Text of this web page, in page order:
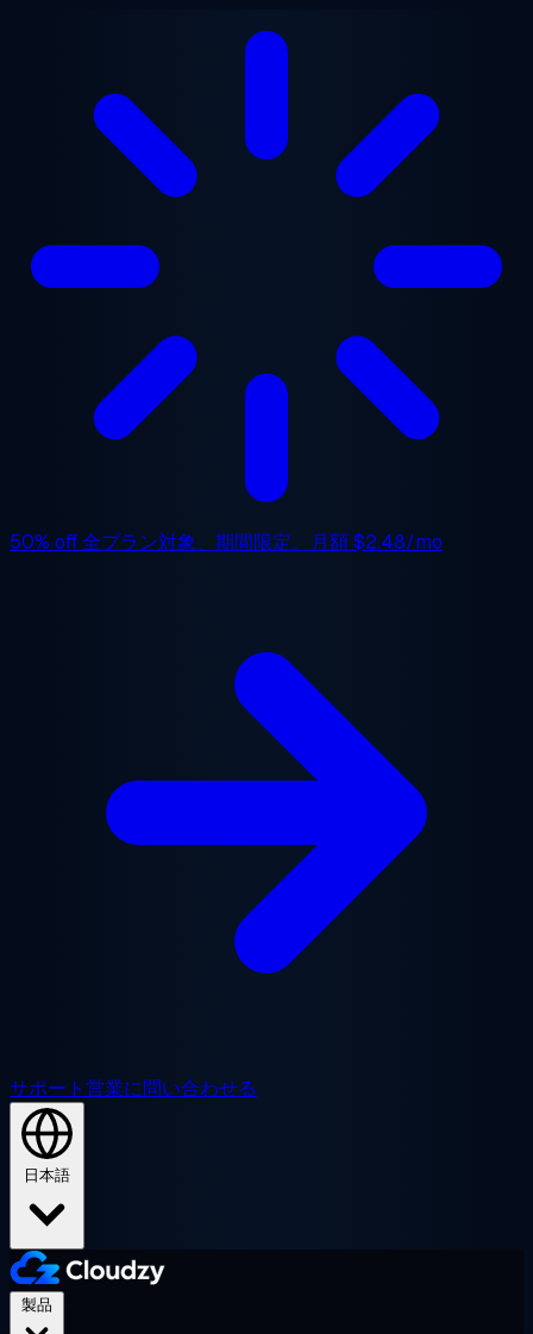
50% off全プラン対象、期間限定。月額$2.48/mo
サポート営業に問い合わせる
日本語